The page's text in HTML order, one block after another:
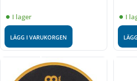
I lager
LÄGG I VARUKORGEN
I